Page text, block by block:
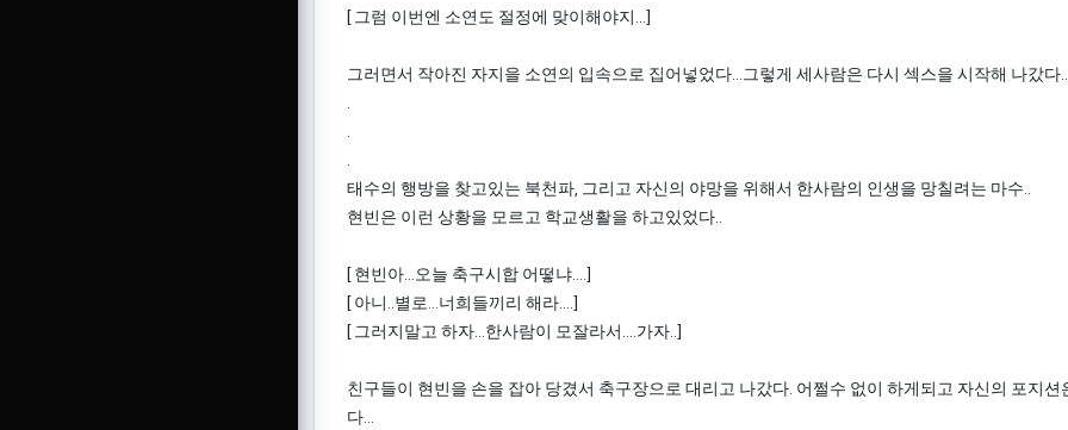
[ 그럼 이번엔 소연도 절정에 맞이해야지...]
그러면서 작아진 자지을 소연의 입속으로 집어넣었다...그렇게 세사람은 다시 섹스을 시작해 나갔다..
태수의 행방을 찾고있는 북천파, 그리고 자신의 야망을 위해서 한사람의 인생을 망칠려는 마수..
현빈은 이런 상황을 모르고 학교생활을 하고있었다..
[ 현빈아...오늘 축구시합 어떻냐....]
[ 아니..별로...너희들끼리 해라....]
[ 그러지말고 하자...한사람이 모잘라서....가자..]
친구들이 현빈을 손을 잡아 당겼서 축구장으로 대리고 나갔다. 어쩔수 없이 하게되고 자신의 포지션
다...